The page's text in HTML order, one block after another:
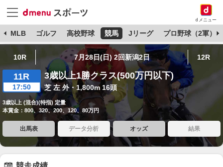
dメニュー
MLB ゴルフ 高校野球 競馬 Jリーグ プロ野球（2軍）
10R 7月28日(日) 2回新潟2日 12R
11R
17:50
3歳以上1勝クラス(500万円以下)
芝 左 外・1,800m 16頭
3歳以上 (混合)(特指) 定量
本賞金：800、320、200、120、80万円
出馬表 データ分析 オッズ 結果